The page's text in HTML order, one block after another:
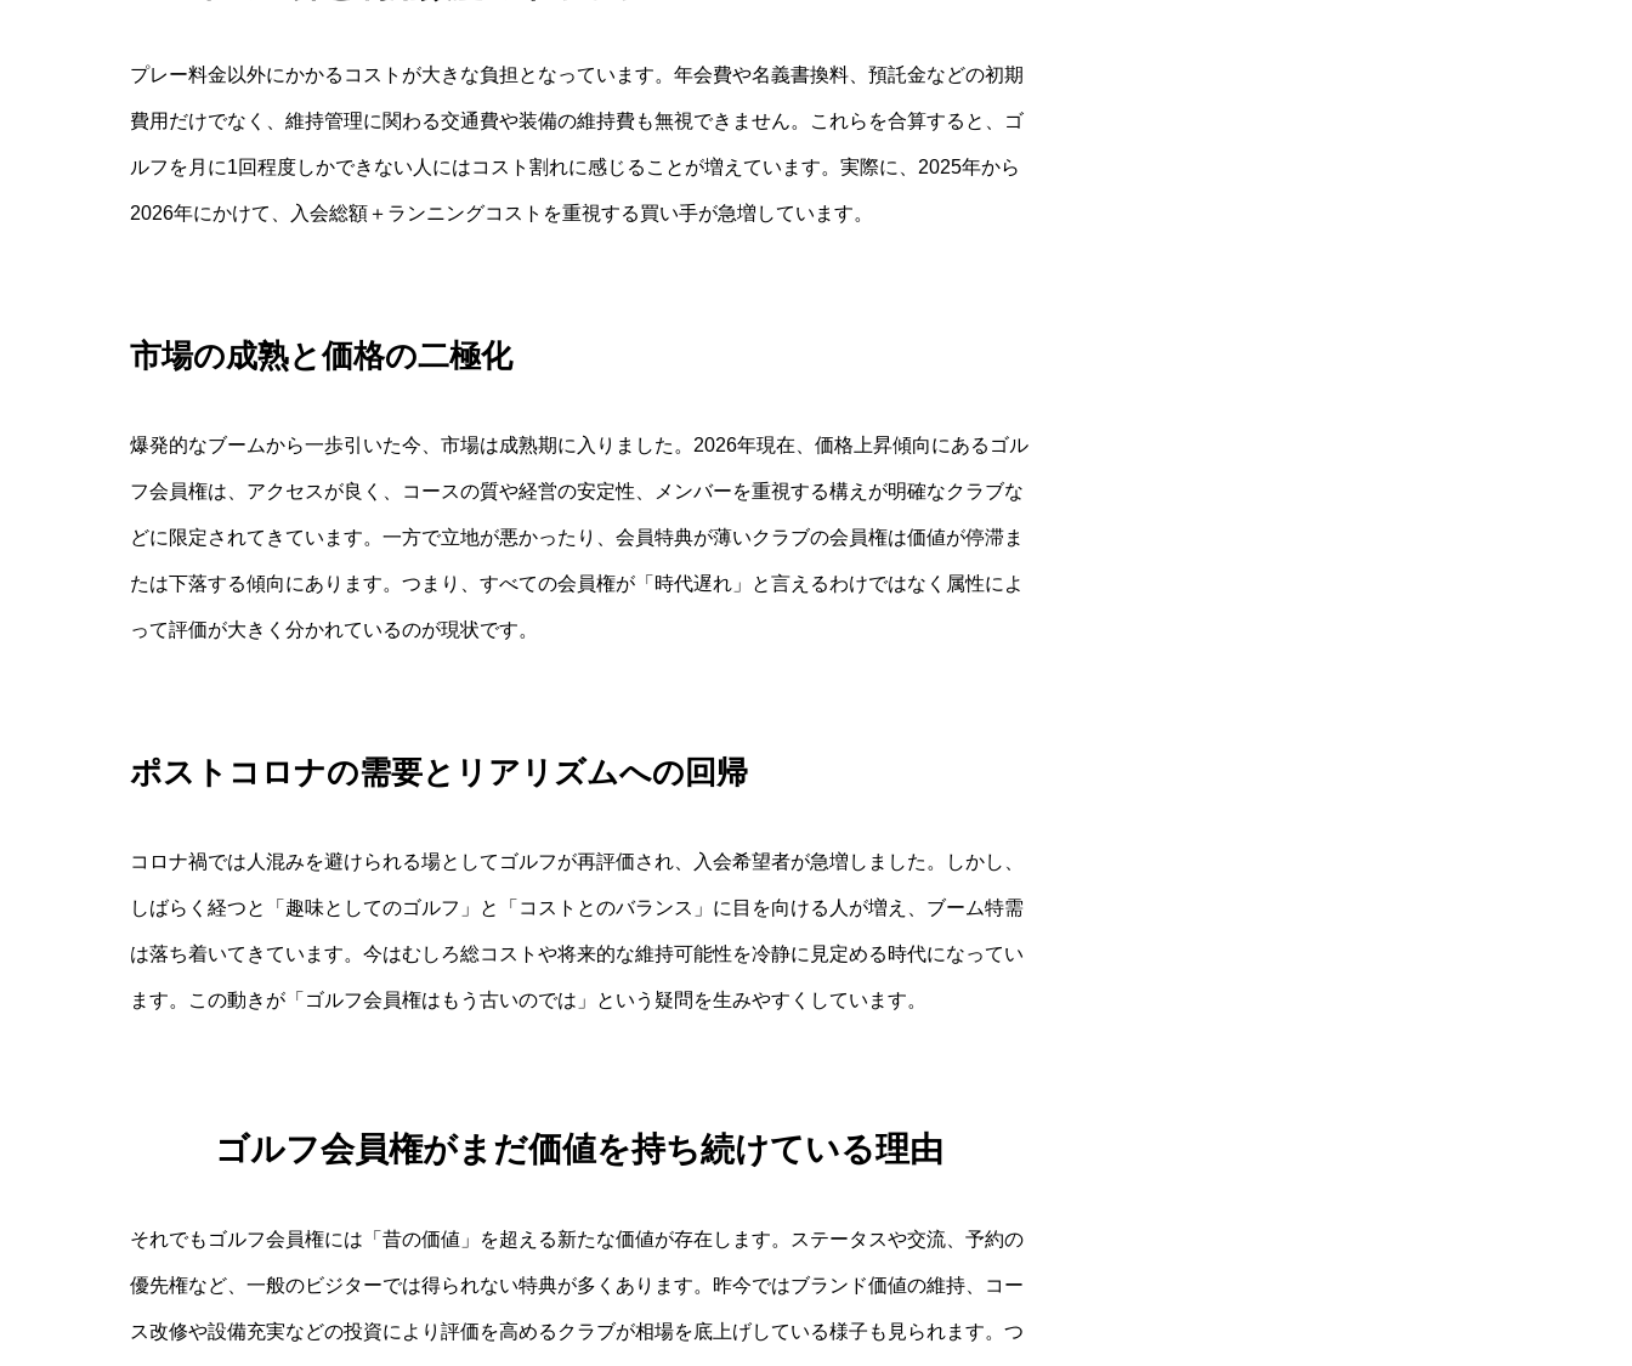
プレー料金以外にかかるコストが大きな負担となっています。年会費や名義書換料、預託金などの初期
費用だけでなく、維持管理に関わる交通費や装備の維持費も無視できません。これらを合算すると、ゴ
ルフを月に1回程度しかできない人にはコスト割れに感じることが増えています。実際に、2025年から
2026年にかけて、入会総額＋ランニングコストを重視する買い手が急増しています。
市場の成熟と価格の二極化
爆発的なブームから一歩引いた今、市場は成熟期に入りました。2026年現在、価格上昇傾向にあるゴル
フ会員権は、アクセスが良く、コースの質や経営の安定性、メンバーを重視する構えが明確なクラブな
どに限定されてきています。一方で立地が悪かったり、会員特典が薄いクラブの会員権は価値が停滞ま
たは下落する傾向にあります。つまり、すべての会員権が「時代遅れ」と言えるわけではなく属性によ
って評価が大きく分かれているのが現状です。
ポストコロナの需要とリアリズムへの回帰
コロナ禍では人混みを避けられる場としてゴルフが再評価され、入会希望者が急増しました。しかし、
しばらく経つと「趣味としてのゴルフ」と「コストとのバランス」に目を向ける人が増え、ブーム特需
は落ち着いてきています。今はむしろ総コストや将来的な維持可能性を冷静に見定める時代になってい
ます。この動きが「ゴルフ会員権はもう古いのでは」という疑問を生みやすくしています。
ゴルフ会員権がまだ価値を持ち続けている理由
それでもゴルフ会員権には「昔の価値」を超える新たな価値が存在します。ステータスや交流、予約の
優先権など、一般のビジターでは得られない特典が多くあります。昨今ではブランド価値の維持、コー
ス改修や設備充実などの投資により評価を高めるクラブが相場を底上げしている様子も見られます。つ